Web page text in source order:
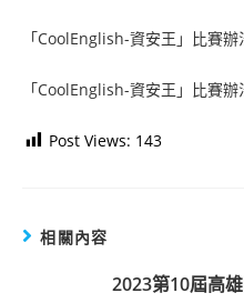
「CoolEnglish-資安王」比賽辦
「CoolEnglish-資安王」比賽辦
Post Views: 143
相關內容
2023第10屆高